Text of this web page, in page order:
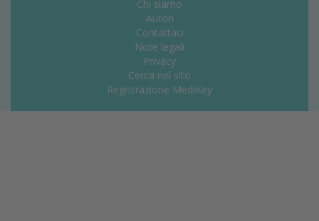
Chi siamo
Autori
Contattaci
Note legali
Privacy
Cerca nel sito
Registrazione MediKey